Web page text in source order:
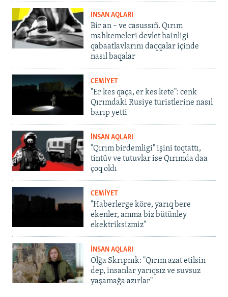
İNSAN AQLARI
Bir an – ve casussıñ. Qırım
mahkemeleri devlet hainligi
qabaatlavlarını daqqalar içinde
nasıl baqalar
CEMİYET
"Er kes qaça, er kes kete": cenk
Qırımdaki Rusiye turistlerine nasıl
barıp yetti
İNSAN AQLARI
"Qırım birdemligi" işini toqtattı,
tintüv ve tutuvlar ise Qırımda daa
çoq oldı
CEMİYET
"Haberlerge köre, yarıq bere
ekenler, amma biz bütünley
ekektriksizmiz"
İNSAN AQLARI
Olğa Skrıpnık: "Qırım azat etilsin
dep, insanlar yarıqsız ve suvsuz
yaşamağa azırlar"